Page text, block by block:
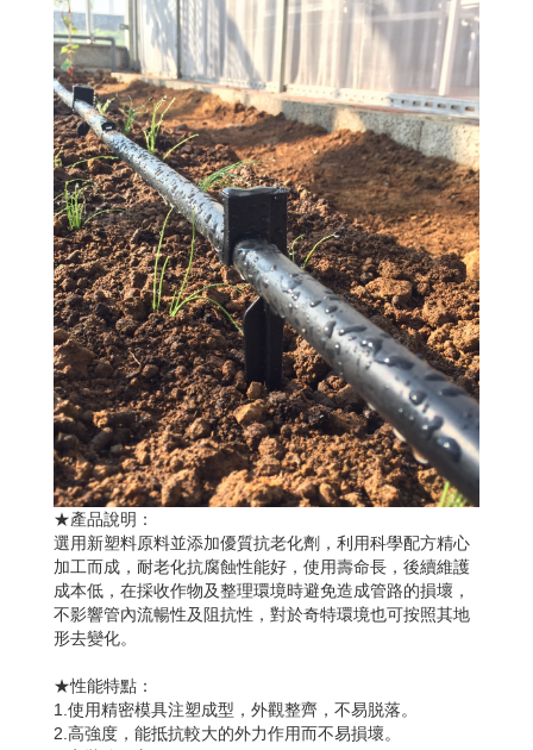
★產品說明：
選用新塑料原料並添加優質抗老化劑，利用科學配方精心
加工而成，耐老化抗腐蝕性能好，使用壽命長，後續維護
成本低，在採收作物及整理環境時避免造成管路的損壞，
不影響管內流暢性及阻抗性，對於奇特環境也可按照其地
形去變化。
★性能特點：
1.使用精密模具注塑成型，外觀整齊，不易脱落。
2.高強度，能抵抗較大的外力作用而不易損壞。